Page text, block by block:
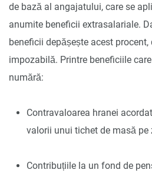
de bază al angajatului, care se
anumite beneficii extrasalariale.
beneficii depășește acest
impozabilă. Printre beneficiile
numără:
Contravaloarea hranei
valorii unui tichet de masă pe
Contribuțiile la un fond de